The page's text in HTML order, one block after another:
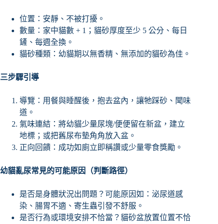
位置：安靜、不被打擾。
數量：家中貓數 + 1；貓砂厚度至少 5 公分、每日
鏟、每週全換。
貓砂種類：幼貓期以無香精、無添加的貓砂為佳。
三步驟引導
導覽：用餐與睡醒後，抱去盆內，讓牠踩砂、聞味
道。
氣味連結：將幼貓少量尿塊/便便留在新盆，建立
地標；或把舊尿布墊角角放入盆。
正向回饋：成功如廁立即稱讚或少量零食獎勵。
幼貓亂尿常見的可能原因（判斷路徑）
是否是身體狀況出問題？可能原因如：泌尿道感
染、腸胃不適、寄生蟲引發不舒服。
是否行為或環境安排不恰當？貓砂盆放置位置不恰